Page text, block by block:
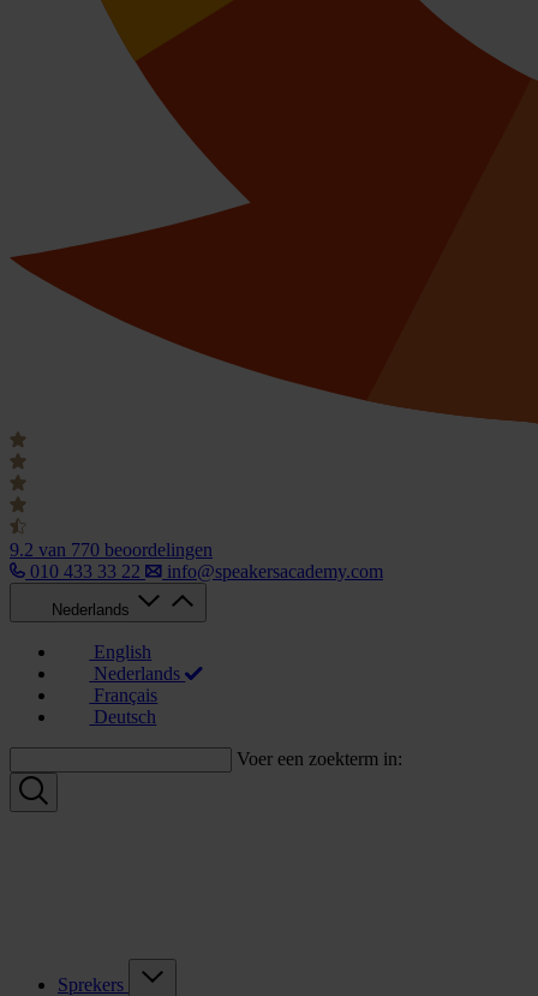
9.2 van 770 beoordelingen
010 433 33 22
info@speakersacademy.com
Nederlands
English
Nederlands
Français
Deutsch
Voer een zoekterm in:
Sprekers